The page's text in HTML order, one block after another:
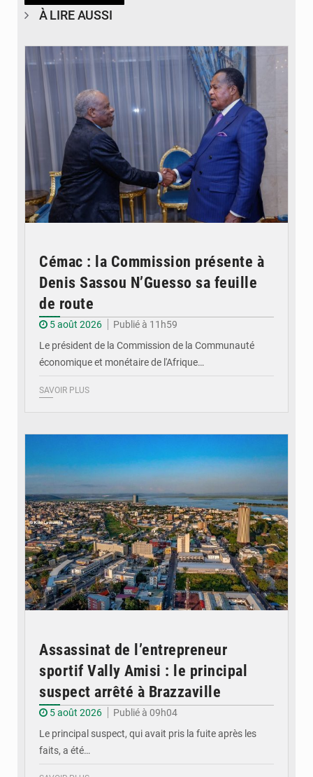
À LIRE AUSSI
Cémac : la Commission présente à
Denis Sassou N’Guesso sa feuille
de route
5 août 2026
Publié à 11h59
Le président de la Commission de la Communauté
économique et monétaire de l'Afrique…
SAVOIR PLUS
Assassinat de l’entrepreneur
sportif Vally Amisi : le principal
suspect arrêté à Brazzaville
5 août 2026
Publié à 09h04
Le principal suspect, qui avait pris la fuite après les
faits, a été…